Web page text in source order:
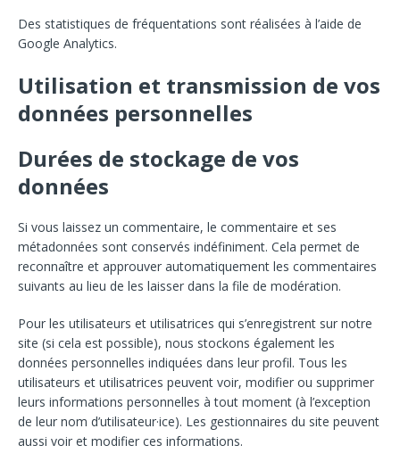
Des statistiques de fréquentations sont réalisées à l’aide de
Google Analytics.
Utilisation et transmission de vos
données personnelles
Durées de stockage de vos
données
Si vous laissez un commentaire, le commentaire et ses
métadonnées sont conservés indéfiniment. Cela permet de
reconnaître et approuver automatiquement les commentaires
suivants au lieu de les laisser dans la file de modération.
Pour les utilisateurs et utilisatrices qui s’enregistrent sur notre
site (si cela est possible), nous stockons également les
données personnelles indiquées dans leur profil. Tous les
utilisateurs et utilisatrices peuvent voir, modifier ou supprimer
leurs informations personnelles à tout moment (à l’exception
de leur nom d’utilisateur·ice). Les gestionnaires du site peuvent
aussi voir et modifier ces informations.